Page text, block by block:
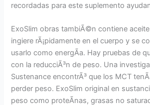
recordadas para este suplemento
ExoSlim obras tambiÃ©n contiene
ingiere rÃ¡pidamente en el cuerpo y se
usarlo como energÃ­a. Hay pruebas de
con la reducciÃ³n de peso. Una
Sustenance encontrÃ³ que los MCT
perder peso. ExoSlim original en
peso como proteÃ­nas, grasas no